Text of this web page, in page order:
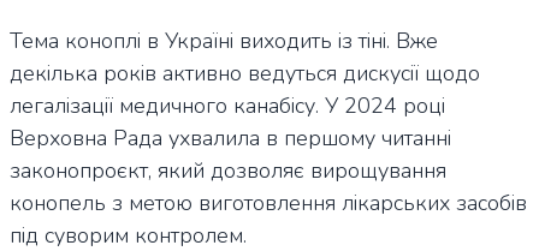
Тема коноплі в Україні виходить із тіні. Вже
декілька років активно ведуться дискусії щодо
легалізації медичного канабісу. У 2024 році
Верховна Рада ухвалила в першому читанні
законопроєкт, який дозволяє вирощування
конопель з метою виготовлення лікарських засобів
під суворим контролем.